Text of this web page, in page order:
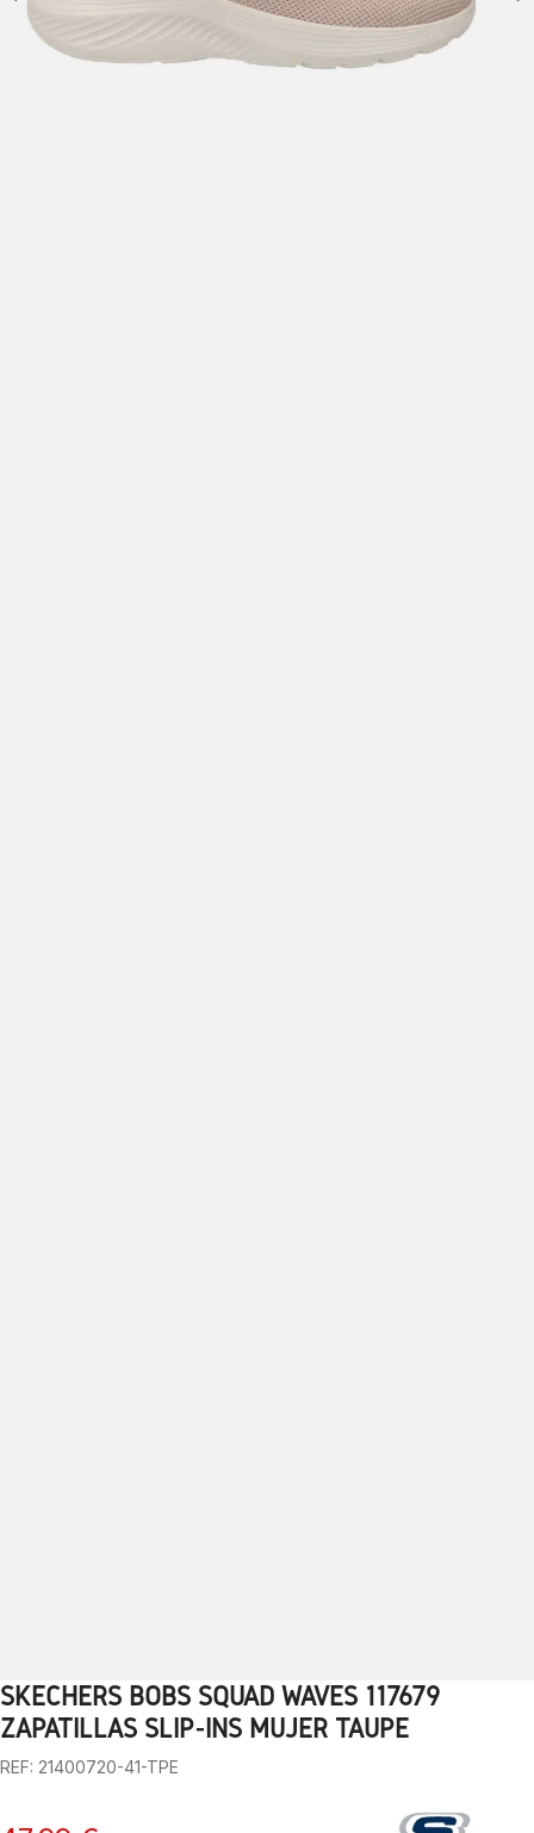
1 2 3 4 5 6 7 8 9 10 11
SKECHERS BOBS SQUAD WAVES 117679
ZAPATILLAS SLIP-INS MUJER TAUPE
REF: 21400720-41-TPE